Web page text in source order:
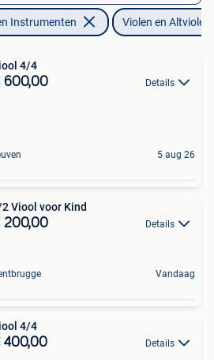
Instrumenten Violen en Altviolen
4/4
600,00 Details
5 aug 26
Viool voor Kind
200,00 Details
Vandaag
4/4
400,00 Details